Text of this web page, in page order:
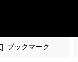
ブックマーク